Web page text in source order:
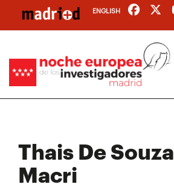
contenido
ENGLISH
Thais De Souza
Macri